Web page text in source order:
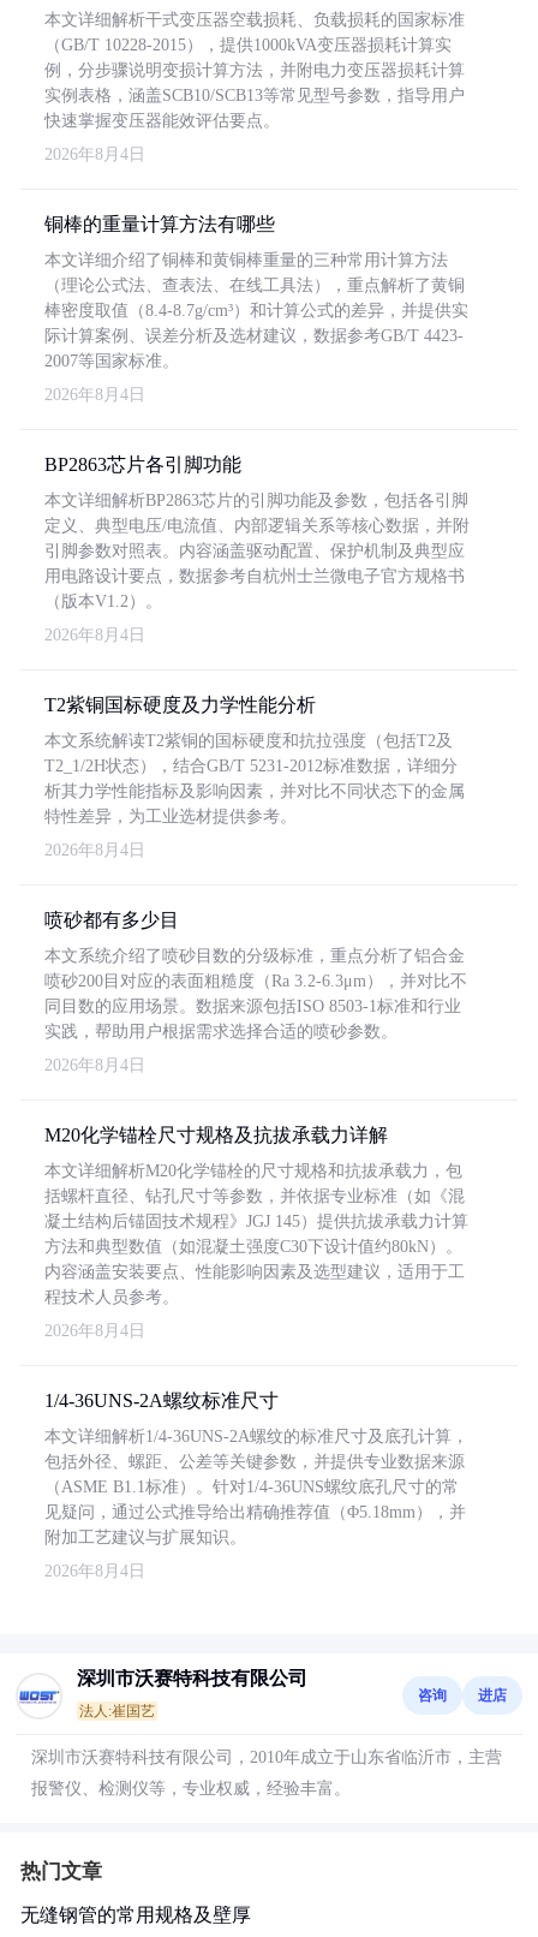
本文详细解析干式变压器空载损耗、负载损耗的国家标准
（GB/T 10228-2015），提供1000kVA变压器损耗计算实
例，分步骤说明变损计算方法，并附电力变压器损耗计算
实例表格，涵盖SCB10/SCB13等常见型号参数，指导用户
快速掌握变压器能效评估要点。
2026年8月4日
铜棒的重量计算方法有哪些
本文详细介绍了铜棒和黄铜棒重量的三种常用计算方法
（理论公式法、查表法、在线工具法），重点解析了黄铜
棒密度取值（8.4-8.7g/cm³）和计算公式的差异，并提供实
际计算案例、误差分析及选材建议，数据参考GB/T 4423-
2007等国家标准。
2026年8月4日
BP2863芯片各引脚功能
本文详细解析BP2863芯片的引脚功能及参数，包括各引脚
定义、典型电压/电流值、内部逻辑关系等核心数据，并附
引脚参数对照表。内容涵盖驱动配置、保护机制及典型应
用电路设计要点，数据参考自杭州士兰微电子官方规格书
（版本V1.2）。
2026年8月4日
T2紫铜国标硬度及力学性能分析
本文系统解读T2紫铜的国标硬度和抗拉强度（包括T2及
T2_1/2H状态），结合GB/T 5231-2012标准数据，详细分
析其力学性能指标及影响因素，并对比不同状态下的金属
特性差异，为工业选材提供参考。
2026年8月4日
喷砂都有多少目
本文系统介绍了喷砂目数的分级标准，重点分析了铝合金
喷砂200目对应的表面粗糙度（Ra 3.2-6.3μm），并对比不
同目数的应用场景。数据来源包括ISO 8503-1标准和行业
实践，帮助用户根据需求选择合适的喷砂参数。
2026年8月4日
M20化学锚栓尺寸规格及抗拔承载力详解
本文详细解析M20化学锚栓的尺寸规格和抗拔承载力，包
括螺杆直径、钻孔尺寸等参数，并依据专业标准（如《混
凝土结构后锚固技术规程》JGJ 145）提供抗拔承载力计算
方法和典型数值（如混凝土强度C30下设计值约80kN）。
内容涵盖安装要点、性能影响因素及选型建议，适用于工
程技术人员参考。
2026年8月4日
1/4-36UNS-2A螺纹标准尺寸
本文详细解析1/4-36UNS-2A螺纹的标准尺寸及底孔计算，
包括外径、螺距、公差等关键参数，并提供专业数据来源
（ASME B1.1标准）。针对1/4-36UNS螺纹底孔尺寸的常
见疑问，通过公式推导给出精确推荐值（Φ5.18mm），并
附加工艺建议与扩展知识。
2026年8月4日
深圳市沃赛特科技有限公司
法人:崔国艺
咨询 进店
深圳市沃赛特科技有限公司，2010年成立于山东省临沂市，主营
报警仪、检测仪等，专业权威，经验丰富。
热门文章
无缝钢管的常用规格及壁厚